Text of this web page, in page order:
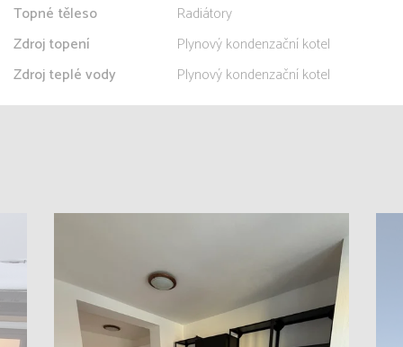
Topné těleso
Radiátory
Zdroj topení
Plynový kondenzační kotel
Zdroj teplé vody
Plynový kondenzační kotel